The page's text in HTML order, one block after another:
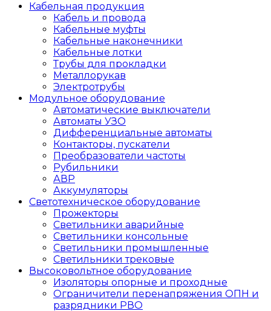
Кабельная продукция
Кабель и провода
Кабельные муфты
Кабельные наконечники
Кабельные лотки
Трубы для прокладки
Металлорукав
Электротрубы
Модульное оборудование
Автоматические выключатели
Автоматы УЗО
Дифференциальные автоматы
Контакторы, пускатели
Преобразователи частоты
Рубильники
АВР
Аккумуляторы
Светотехническое оборудование
Прожекторы
Светильники аварийные
Светильники консольные
Светильники промышленные
Светильники трековые
Высоковольтное оборудование
Изоляторы опорные и проходные
Ограничители перенапряжения ОПН и
разрядники РВО